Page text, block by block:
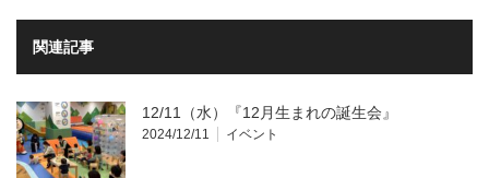
関連記事
12/11（水）『12月生まれの誕生会』
2024/12/11 イベント